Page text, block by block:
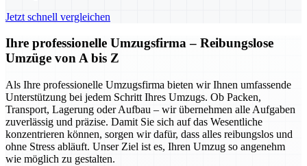
Jetzt schnell vergleichen
Ihre professionelle Umzugsfirma – Reibungslose
Umzüge von A bis Z
Als Ihre professionelle Umzugsfirma bieten wir Ihnen umfassende
Unterstützung bei jedem Schritt Ihres Umzugs. Ob Packen,
Transport, Lagerung oder Aufbau – wir übernehmen alle Aufgaben
zuverlässig und präzise. Damit Sie sich auf das Wesentliche
konzentrieren können, sorgen wir dafür, dass alles reibungslos und
ohne Stress abläuft. Unser Ziel ist es, Ihren Umzug so angenehm
wie möglich zu gestalten.